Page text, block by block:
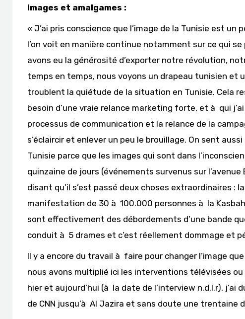
Images et amalgames :
« J’ai pris conscience que l’image de la Tunisie est
l’on voit en manière continue notamment sur ce qui
avons eu la générosité d’exporter notre révolution,
temps en temps, nous voyons un drapeau tunisien et
troublent la quiétude de la situation en Tunisie. Cela
besoin d’une vraie relance marketing forte, et à qui
processus de communication et la relance de la
s’éclaircir et enlever un peu le brouillage. On sent
Tunisie parce que les images qui sont dans
quinzaine de jours (événements survenus sur
disant qu’il s’est passé deux choses extraordinaires :
manifestation de 30 à 100.000 personnes à la
sont effectivement des débordements d’une bande
conduit à 5 drames et c’est réellement dommage et
Il y a encore du travail à faire pour changer l’image
nous avons multiplié ici les interventions télévisées
hier et aujourd’hui (à la date de l’interview n.d.l.r),
de CNN jusqu’à Al Jazira et sans doute une trentaine